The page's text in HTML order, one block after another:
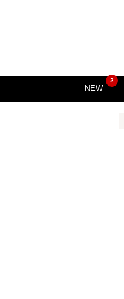
NEW
2